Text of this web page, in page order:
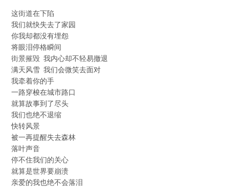
这街道在下陷
我们就快失去了家园
你我却都没有埋怨
将眼泪停格瞬间
街景摧毁 我内心却不轻易撤退
满天风雪 我们会微笑去面对
我牵着你的手
一路穿梭在城市路口
就算故事到了尽头
我们也绝不退缩
快转风景
被一再提醒失去森林
落叶声音
停不住我们的关心
就算是世界要崩溃
亲爱的我也绝不会落泪